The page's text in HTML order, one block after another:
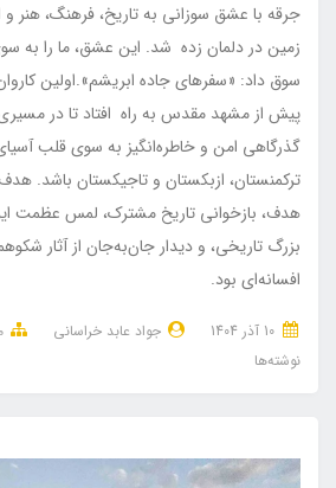
جرقه با عشق سوزانی به تاریخ، فرهنگ، هنر و
زمین در دلمان زده شد. این عشق، ما را به
سوق داد: «سفرهای جاده ابریشم».اولین
پیش از مشهد مقدس به راه افتاد تا در
گذرگاهی امن و خاطره‌انگیز به سوی قلب
ترکمنستان، ازبکستان و تاجیکستان باشد.
هدف، بازخوانی تاریخ مشترک، لمس عظمت
بزرگ تاریخی، و دیدار جان‌به‌جان از آثار
افسانه‌ای بود.
جواد عابد خراسانی
نوشته‌ها